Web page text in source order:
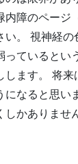
障のページ
い。 視神経
っているとい
します。 将
なると思い
かありませ